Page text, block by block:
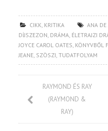
CIKK, KRITIKA ANA DE
DÍJSZEZON, DRÁMA, ÉLETRAJZI
JOYCE CAROL OATES, KÖNYVBŐL
JEANE, SZÖSZI,TUDATFOLYAM
RAYMOND ÉS RAY
(RAYMOND &
RAY)